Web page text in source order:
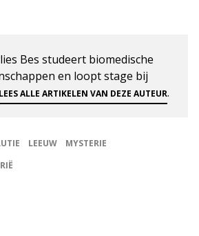
Bes studeert biomedische
en loopt stage bij
LEES ALLE ARTIKELEN VAN DEZE AUTEUR.
LEEUW
MYSTERIE